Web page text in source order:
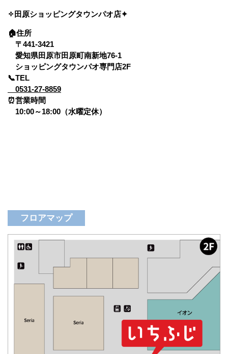
✧田原ショッピングタウンパオ店✦
🏠住所
〒441-3421
愛知県田原市田原町南新地76-1
ショッピングタウンパオ専門店2F
📞TEL
0531-27-8859
⏰営業時間
10:00～18:00（水曜定休）
フロアマップ